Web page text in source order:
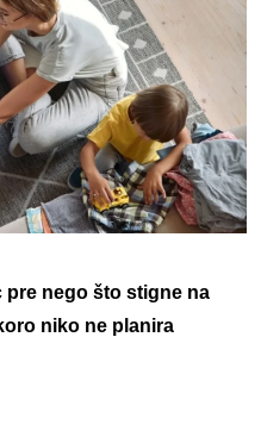
pre nego što stigne na
niko ne planira